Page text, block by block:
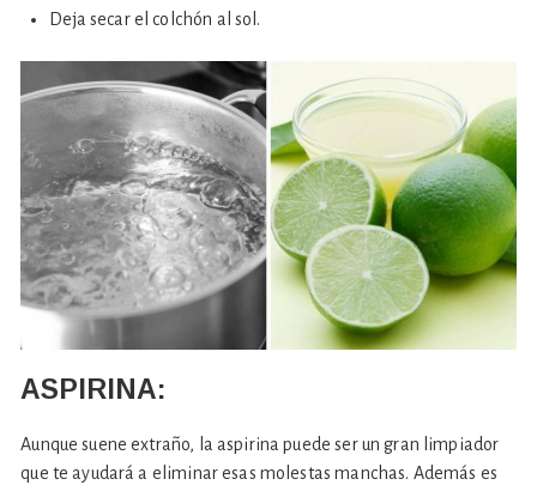
Deja secar el colchón al sol.
ASPIRINA:
Aunque suene extraño, la aspirina puede ser un gran limpiador
que te ayudará a eliminar esas molestas manchas. Además es